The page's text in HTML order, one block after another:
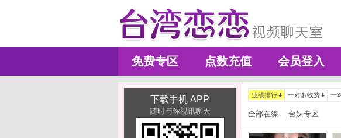
免费专区 点数充值 会员登入
下载手机 APP
随时与你视讯聊天
业绩排行 一对多收费 一
全部在線 台妹专区